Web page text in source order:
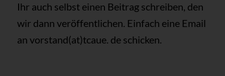
Ihr auch selbst einen Beitrag schreiben, den
wir dann veröffentlichen. Einfach eine Email
an vorstand(at)tcaue. de schicken.